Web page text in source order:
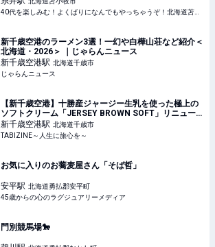
新千歳空港のラーメン3選！一幻や白樺山荘など紹介＜
北海道・2026＞ ｜じゃらんニュース
新千歳空港駅 北海道千歳市
じゃらんニュース
【新千歳空港】十勝産ジャージー生乳を使った極上の
ソフトクリーム「JERSEY BROWN SOFT」リニューア
ルオープン | TABIZINE～人生に旅心を～
新千歳空港駅 北海道千歳市
TABIZINE～人生に旅心を～
お気に入りのお蕎麦屋さん「そば哲」
安平駅 北海道勇払郡安平町
45歳からの心のラグジュアリーメディア
門別競馬場🐎